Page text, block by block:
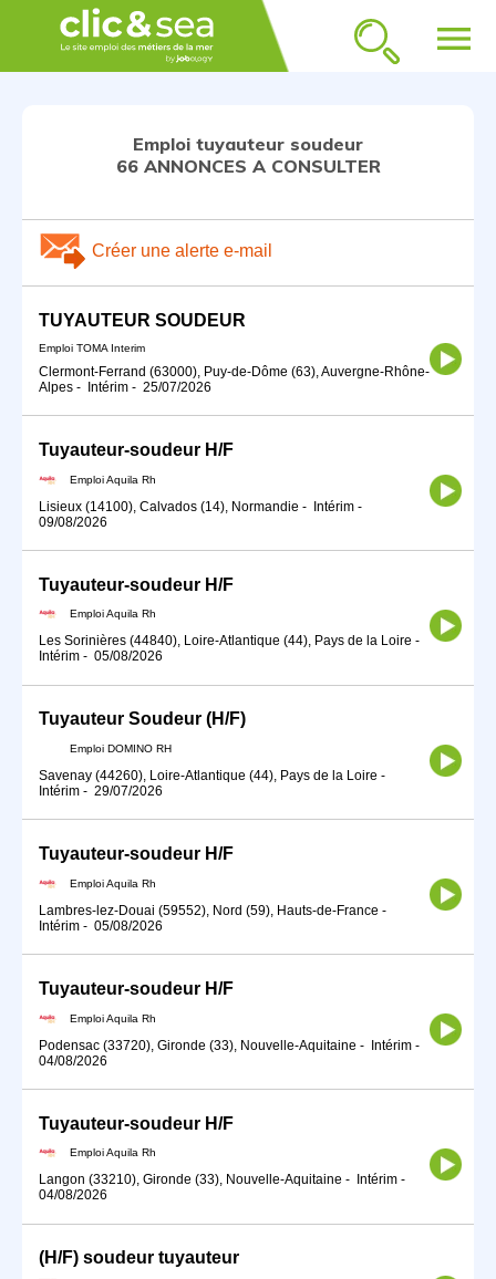
menu
Emploi tuyauteur soudeur
66 ANNONCES A CONSULTER
Créer une alerte e-mail
TUYAUTEUR SOUDEUR
Emploi TOMA Interim
Clermont-Ferrand (63000), Puy-de-Dôme (63), Auvergne-Rhône-
Alpes - Intérim - 25/07/2026
Tuyauteur-soudeur H/F
Emploi Aquila Rh
Lisieux (14100), Calvados (14), Normandie - Intérim -
09/08/2026
Tuyauteur-soudeur H/F
Emploi Aquila Rh
Les Sorinières (44840), Loire-Atlantique (44), Pays de la Loire -
Intérim - 05/08/2026
Tuyauteur Soudeur (H/F)
Emploi DOMINO RH
Savenay (44260), Loire-Atlantique (44), Pays de la Loire -
Intérim - 29/07/2026
Tuyauteur-soudeur H/F
Emploi Aquila Rh
Lambres-lez-Douai (59552), Nord (59), Hauts-de-France -
Intérim - 05/08/2026
Tuyauteur-soudeur H/F
Emploi Aquila Rh
Podensac (33720), Gironde (33), Nouvelle-Aquitaine - Intérim -
04/08/2026
Tuyauteur-soudeur H/F
Emploi Aquila Rh
Langon (33210), Gironde (33), Nouvelle-Aquitaine - Intérim -
04/08/2026
(H/F) soudeur tuyauteur